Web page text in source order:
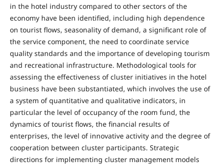
in the hotel industry compared to other sectors of the
economy have been identified, including high dependence
on tourist flows, seasonality of demand, a significant role of
the service component, the need to coordinate service
quality standards and the importance of developing tourism
and recreational infrastructure. Methodological tools for
assessing the effectiveness of cluster initiatives in the hotel
business have been substantiated, which involves the use of
a system of quantitative and qualitative indicators, in
particular the level of occupancy of the room fund, the
dynamics of tourist flows, the financial results of
enterprises, the level of innovative activity and the degree of
cooperation between cluster participants. Strategic
directions for implementing cluster management models